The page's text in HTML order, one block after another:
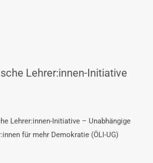
Lehrer:innen-Initiative
Lehrer:innen-Initiative – Unabhängige
für mehr Demokratie (ÖLI-UG)